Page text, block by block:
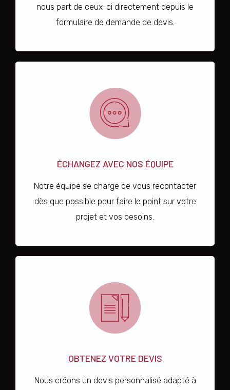
nous part de ceux-ci directement depuis le
formulaire de demande de devis.
ÉCHANGEZ AVEC NOS ÉQUIPE
Notre équipe se charge de vous recontacter
dès que possible pour faire le point sur votre
projet et vos besoins.
OBTENEZ VOTRE DEVIS
Nous créons un devis personnalisé adapté à